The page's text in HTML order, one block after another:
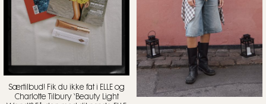
Særtilbud! Fik du ikke fat i ELLE og
Charlotte Tilbury ‘Beauty Light